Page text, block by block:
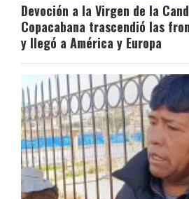
Devoción a la Virgen de la
Copacabana trascendió las
y llegó a América y Europa